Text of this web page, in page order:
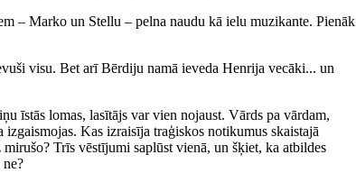
– Marko un Stellu – pelna naudu kā ielu muzikante. Pienāk
visu. Bet arī Bērdiju namā ieveda Henrija vecāki... un
īstās lomas, lasītājs var vien nojaust. Vārds pa vārdam,
Kas izraisīja traģiskos notikumus skaistajā
Trīs vēstījumi saplūst vienā, un šķiet, ka atbildes